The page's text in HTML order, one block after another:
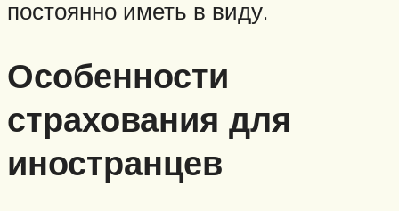
постоянно иметь в виду.
Особенности
страхования для
иностранцев